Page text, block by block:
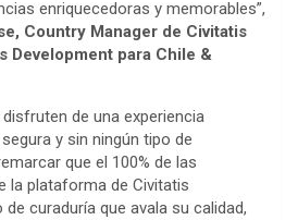
enriquecedoras y memorables”,
Country Manager de Civitatis
Development para Chile &
de una experiencia
y sin ningún tipo de
que el 100% de las
la plataforma de Civitatis
curaduría que avala su calidad,